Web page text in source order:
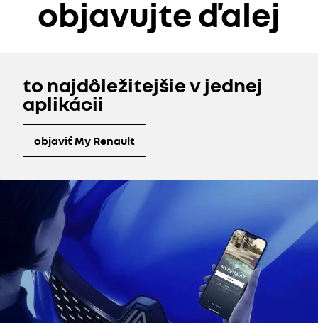
objavujte ďalej
to najdôležitejšie v jednej
aplikácii
objaviť My Renault